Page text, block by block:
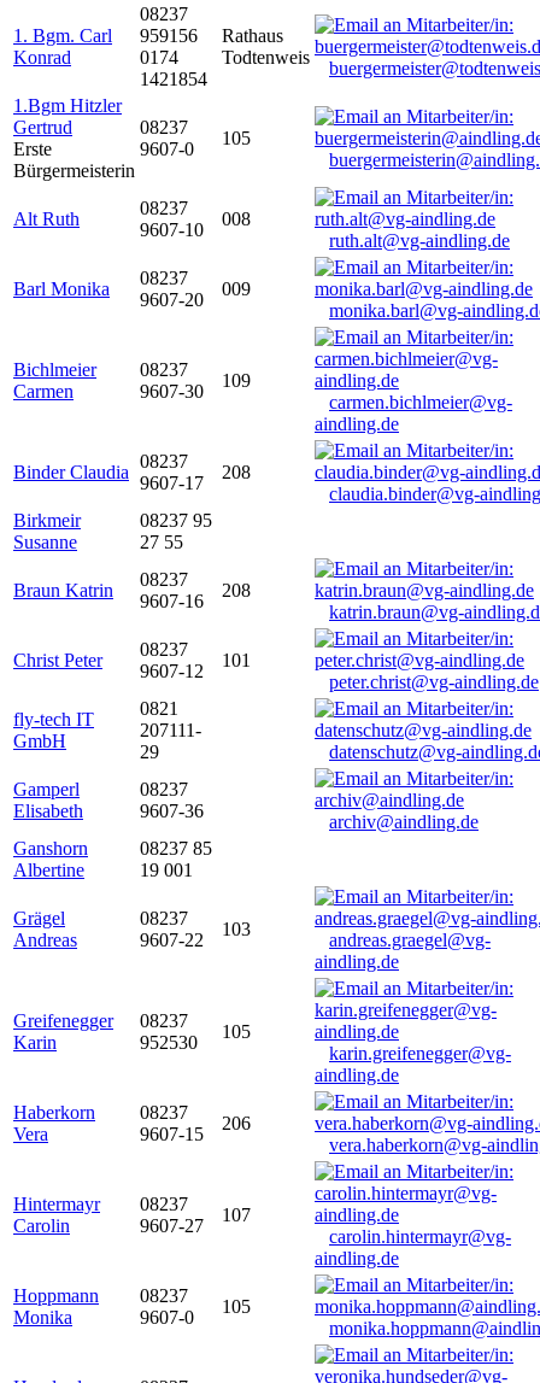
1. Bgm. Carl
Konrad
08237
959156
0174
1421854
Rathaus
Todtenweis
1.Bgm Hitzler
Gertrud
Erste
Bürgermeisterin
08237
9607-0
105
Alt Ruth
08237
9607-10
008
ruth.alt@vg-aindling.de
Barl Monika
08237
9607-20
009
monika.barl@vg-
Bichlmeier
Carmen
08237
9607-30
109
carmen.bichlmeier@vg-
aindling.de
Binder Claudia
08237
9607-17
208
claudia.binder@vg-
Birkmeir
Susanne
08237 95
27 55
Braun Katrin
08237
9607-16
208
katrin.braun@vg-
Christ Peter
08237
9607-12
101
peter.christ@vg-aindling.de
fly-tech IT
GmbH
0821
207111-
29
datenschutz@vg-
Gamperl
Elisabeth
08237
9607-36
archiv@aindling.de
Ganshorn
Albertine
08237 85
19 001
Grägel
Andreas
08237
9607-22
103
andreas.graegel@vg-
aindling.de
Greifenegger
Karin
08237
952530
105
karin.greifenegger@vg-
aindling.de
Haberkorn
Vera
08237
9607-15
206
vera.haberkorn@vg-
Hintermayr
Carolin
08237
9607-27
107
carolin.hintermayr@vg-
aindling.de
Hoppmann
Monika
08237
9607-0
105